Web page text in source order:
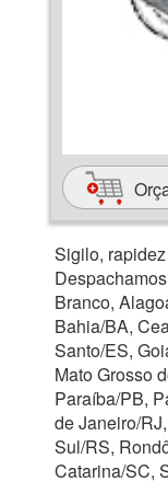
Sigilo,
Branco,
Bahia/BA,
Santo/ES,
Mato Grosso
Paraíba/PB,
de Janeiro/
Sul/RS,
Catarina/SC,